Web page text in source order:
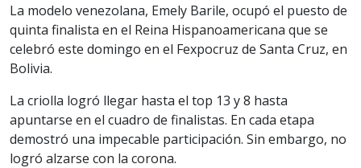
La modelo venezolana, Emely Barile, ocupó el puesto de
quinta finalista en el Reina Hispanoamericana que se
celebró este domingo en el Fexpocruz de Santa Cruz, en
Bolivia.
La criolla logró llegar hasta el top 13 y 8 hasta
apuntarse en el cuadro de finalistas. En cada etapa
demostró una impecable participación. Sin embargo, no
logró alzarse con la corona.